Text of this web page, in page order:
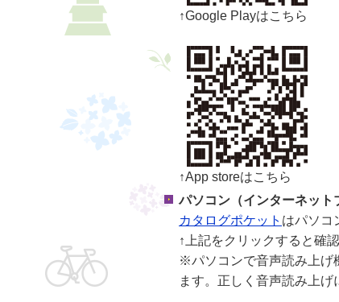
↑Google Playはこちら
↑App storeはこちら
パソコン（インターネット
カタログポケット はパソコ
↑上記をクリックすると確
※パソコンで音声読み上げ
ます。正しく音声読み上